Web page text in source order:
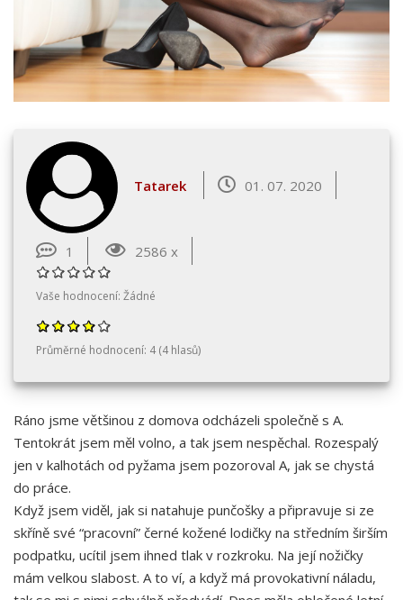
Tatarek 01. 07. 2020
1 2586 x
Vaše hodnocení: Žádné
Průměrné hodnocení: 4 (4hlasů)
Ráno jsme většinou z domova odcházeli společně s A.
Tentokrát jsem měl volno, a tak jsem nespěchal. Rozespalý
jen v kalhotách od pyžama jsem pozoroval A, jak se chystá
do práce.
Když jsem viděl, jak si natahuje punčošky a připravuje si ze
skříně své “pracovní” černé kožené lodičky na středním širším
podpatku, ucítil jsem ihned tlak v rozkroku. Na její nožičky
mám velkou slabost. A to ví, a když má provokativní náladu,